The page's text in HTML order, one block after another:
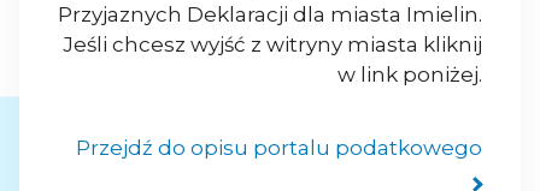
Przyjaznych Deklaracji dla miasta Imielin.
Jeśli chcesz wyjść z witryny miasta kliknij
w link poniżej.
Przejdź do opisu portalu podatkowego